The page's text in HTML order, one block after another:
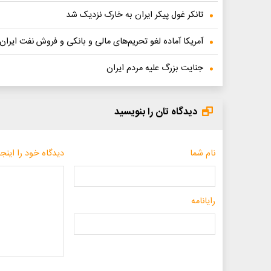
تانکر غول پیکر ایران به خارک نزدیک شد
آمریکا آماده لغو تحریم‌های مالی و بانکی و فروش نفت ایران
جنایت بزرگ علیه مردم ایران
دیدگاه تان را بنویسید
نام شما
رایانامه
دیدگاه خود را